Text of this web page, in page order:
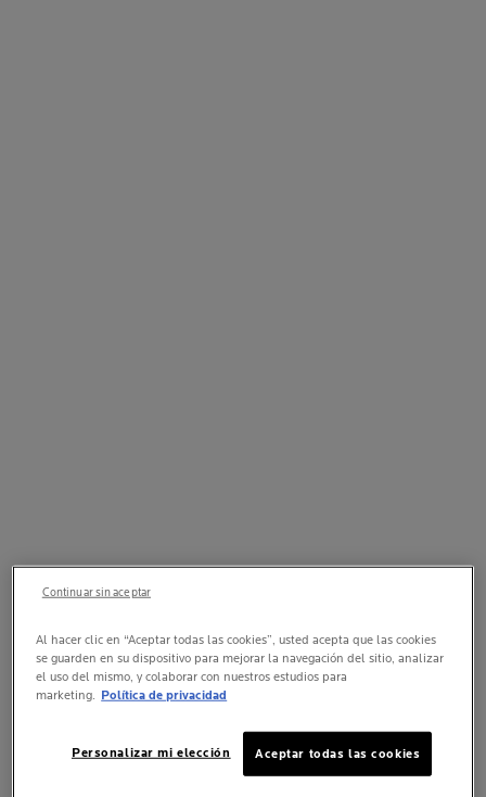
Al hacer clic en “Aceptar todas las cookies”, usted acepta que las cookies
se guarden en su dispositivo para mejorar la navegación del sitio, analizar
el uso del mismo, y colaborar con nuestros estudios para
marketing. Política de privacidad
Aceptar todas las cookies
Personalizar mi elección
Continuar sin aceptar